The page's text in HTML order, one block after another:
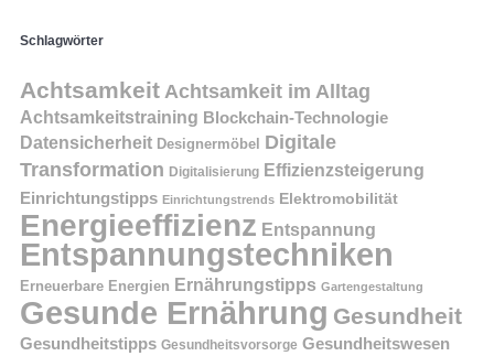
Schlagwörter
Achtsamkeit Achtsamkeit im Alltag
Achtsamkeitstraining Blockchain-Technologie
Datensicherheit Designermöbel
Digitale
Transformation Digitalisierung Effizienzsteigerung
Einrichtungstipps Einrichtungstrends Elektromobilität
Energieeffizienz Entspannung
Entspannungstechniken
Erneuerbare Energien Ernährungstipps Gartengestaltung
Gesunde Ernährung Gesundheit
Gesundheitstipps Gesundheitsvorsorge Gesundheitswesen